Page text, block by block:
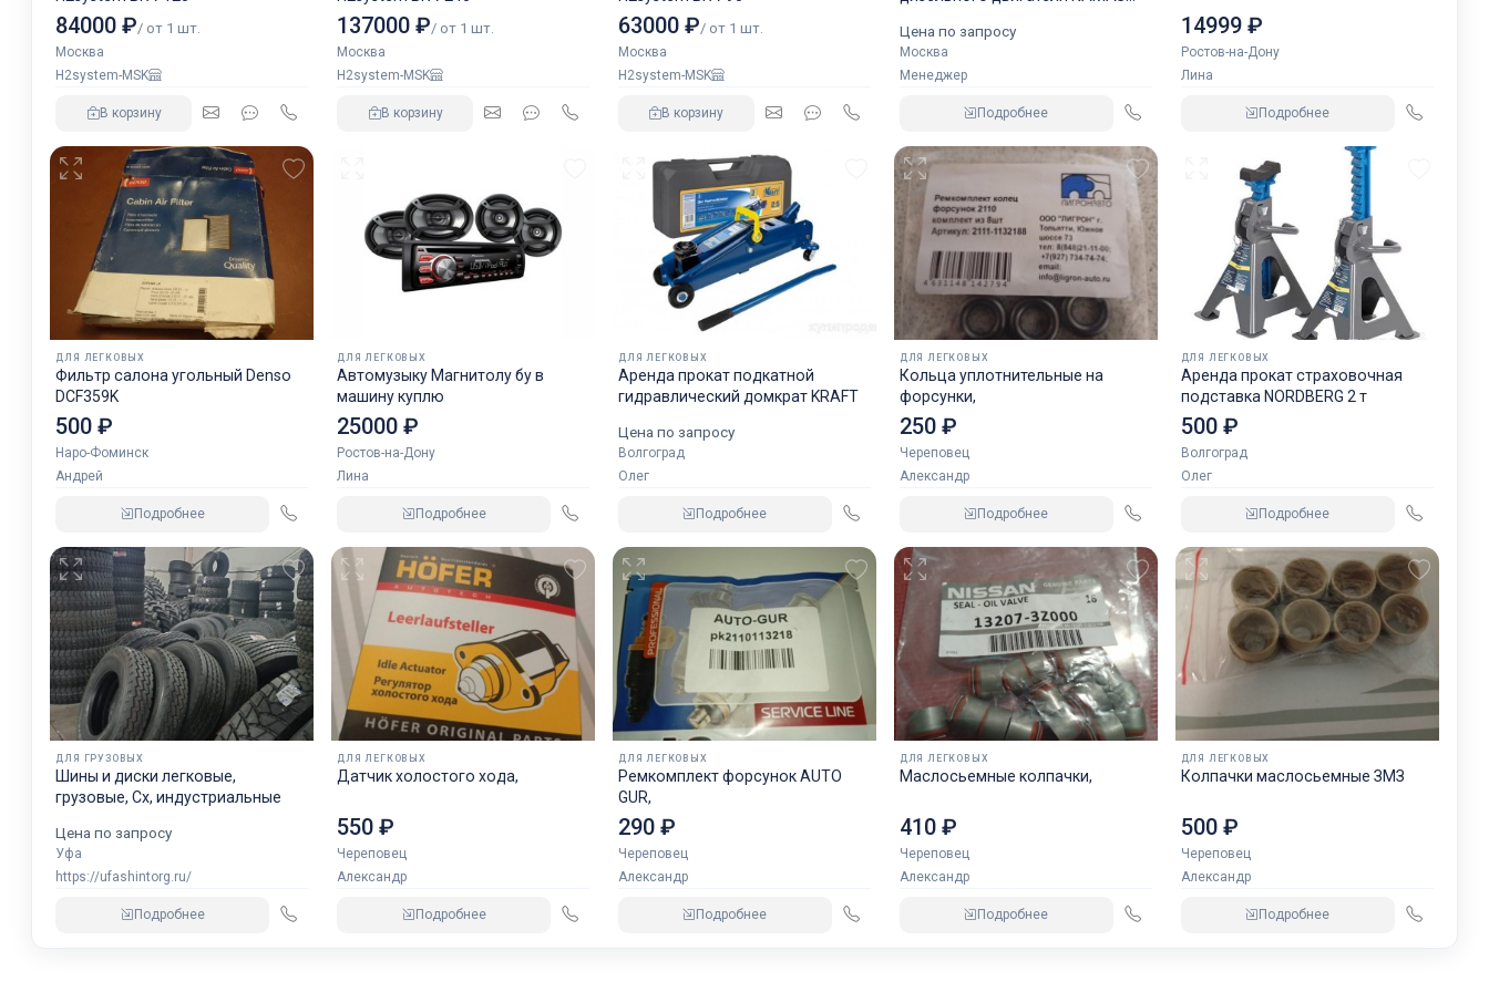
84000 ₽/ от 1 шт.
Москва
H2system-MSK
В корзину
137000 ₽/ от 1 шт.
Москва
H2system-MSK
В корзину
63000 ₽/ от 1 шт.
Москва
H2system-MSK
В корзину
Цена по запросу
Москва
Менеджер
Подробнее
14999 ₽
Ростов-на-Дону
Лина
Подробнее
ДЛЯ ЛЕГКОВЫХ
Фильтр салона угольный Denso
DCF359K
500 ₽
Наро-Фоминск
Андрей
Подробнее
ДЛЯ ЛЕГКОВЫХ
Автомузыку Магнитолу бу в
машину куплю
25000 ₽
Ростов-на-Дону
Лина
Подробнее
ДЛЯ ЛЕГКОВЫХ
Аренда прокат подкатной
гидравлический домкрат KRAFT
Цена по запросу
Волгоград
Олег
Подробнее
ДЛЯ ЛЕГКОВЫХ
Кольца уплотнительные на
форсунки,
250 ₽
Череповец
Александр
Подробнее
ДЛЯ ЛЕГКОВЫХ
Аренда прокат страховочная
подставка NORDBERG 2 т
500 ₽
Волгоград
Олег
Подробнее
ДЛЯ ГРУЗОВЫХ
Шины и диски легковые,
грузовые, Сх, индустриальные
Цена по запросу
Уфа
https://ufashintorg.ru/
Подробнее
ДЛЯ ЛЕГКОВЫХ
Датчик холостого хода,
550 ₽
Череповец
Александр
Подробнее
ДЛЯ ЛЕГКОВЫХ
Ремкомплект форсунок AUTO
GUR,
290 ₽
Череповец
Александр
Подробнее
ДЛЯ ЛЕГКОВЫХ
Маслосьемные колпачки,
410 ₽
Череповец
Александр
Подробнее
ДЛЯ ЛЕГКОВЫХ
Колпачки маслосьемные ЗМЗ
500 ₽
Череповец
Александр
Подробнее